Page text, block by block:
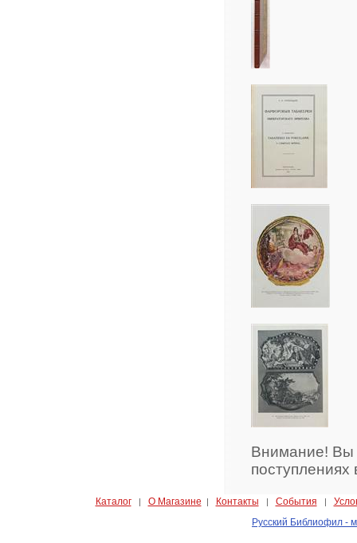
Внимание! Вы
Каталог| О Магазине | Контакты | События |
Русский Библиофил -